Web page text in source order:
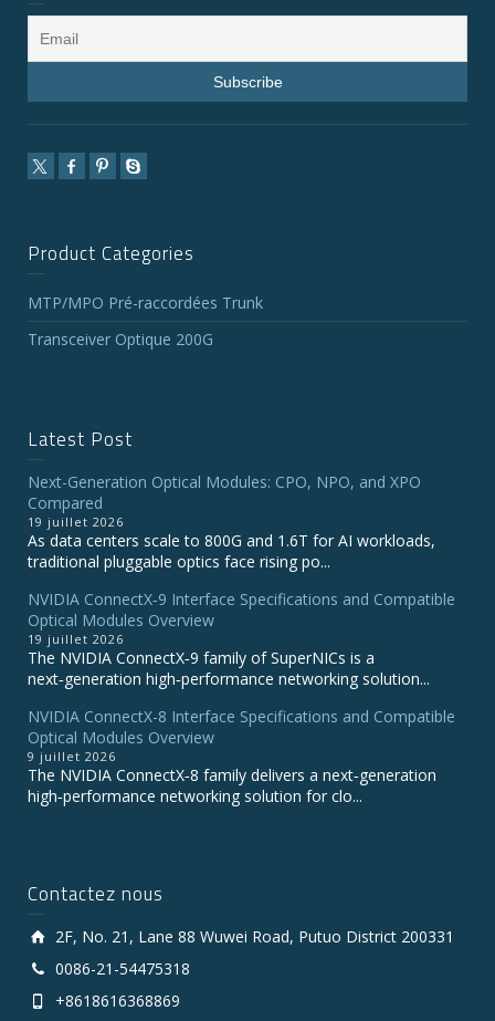
Product Categories
MTP/MPO Pré-raccordées Trunk
Transceiver Optique 200G
Latest Post
Next-Generation Optical Modules: CPO, NPO, and XPO
Compared
19 juillet 2026
As data centers scale to 800G and 1.6T for AI workloads,
traditional pluggable optics face rising po...
NVIDIA ConnectX‑9 Interface Specifications and Compatible
Optical Modules Overview
19 juillet 2026
The NVIDIA ConnectX‑9 family of SuperNICs is a
next‑generation high‑performance networking solution...
NVIDIA ConnectX-8 Interface Specifications and Compatible
Optical Modules Overview
9 juillet 2026
The NVIDIA ConnectX‑8 family delivers a next‑generation
high‑performance networking solution for clo...
Contactez nous
2F, No. 21, Lane 88 Wuwei Road, Putuo District 200331
0086-21-54475318
+8618616368869